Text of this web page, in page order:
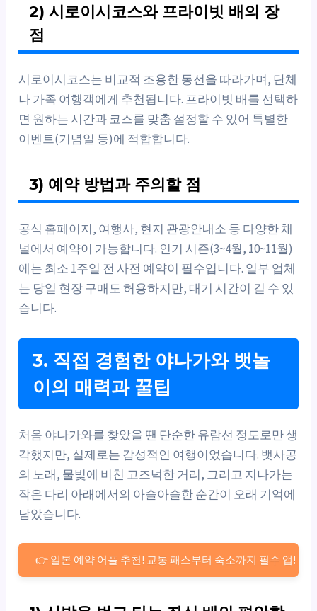
2) 시로이시코스와 프라이빗 배의 장
점
시로이시코스는 비교적 조용한 동선을 따라가며, 단체
나 가족 여행객에게 추천됩니다. 프라이빗 배를 선택하
면 원하는 시간과 코스를 맞춤 설정할 수 있어 특별한
이벤트(기념일 등)에 적합합니다.
3) 예약 방법과 주의할 점
공식 홈페이지, 여행사, 현지 관광안내소 등 다양한 채
널에서 예약이 가능합니다. 인기 시즌(3~4월, 10~11월)
에는 최소 1주일 전 사전 예약이 필수입니다. 일부 업체
는 당일 현장 구매도 허용하지만, 대기 시간이 길 수 있
습니다.
3. 직접 경험한 야나가와 뱃놀
이의 매력과 꿀팁
처음 야나가와를 찾았을 땐 단순한 유람선 정도로만 생
각했지만, 실제로는 감성적인 여행이었습니다. 뱃사공
의 노래, 물빛에 비친 고즈넉한 거리, 그리고 지나가는
작은 다리 아래에서의 아슬아슬한 순간이 오래 기억에
남았습니다.
👉 일본 예약 어플 추천! 교통 패스부터 숙소까지 필수 앱!